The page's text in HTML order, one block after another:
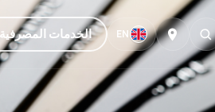
EN الخدمات المصرفية